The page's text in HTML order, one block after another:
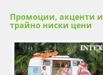
Промоции, акценти и
трайно ниски цени